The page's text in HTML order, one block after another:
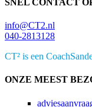
info@CT2.nl
040-2813128
CT² is een
ONZE MEEST